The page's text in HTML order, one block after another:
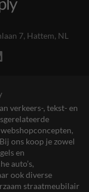
7, Hattem, NL
verkeers-, tekst- en
ons koop je zowel
en
auto’s,
ook diverse
straatmeubilair